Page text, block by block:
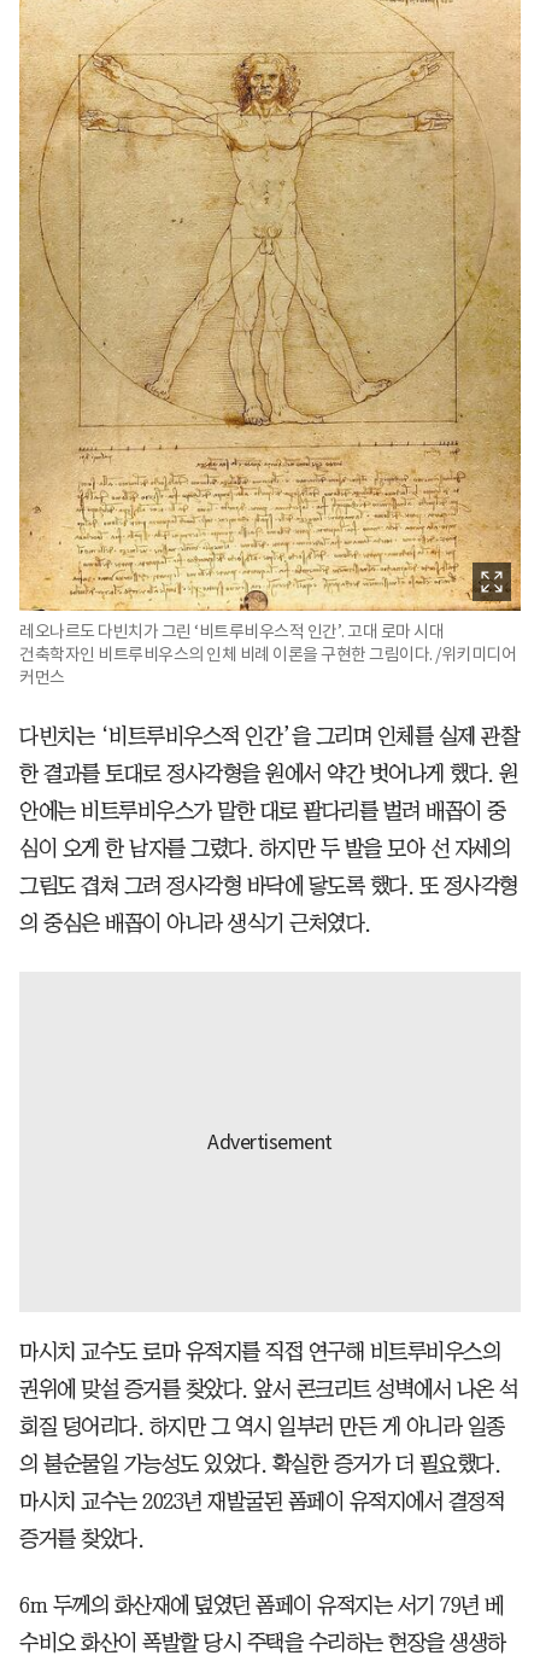
레오나르도 다빈치가 그린 ‘비트루비우스적 인간’. 고대 로마 시대
건축학자인 비트루비우스의 인체 비례 이론을 구현한 그림이다. /위키미디어
커먼스
다빈치는 ‘비트루비우스적 인간’을 그리며 인체를 실제 관찰
한 결과를 토대로 정사각형을 원에서 약간 벗어나게 했다. 원
안에는 비트루비우스가 말한 대로 팔다리를 벌려 배꼽이 중
심이 오게 한 남자를 그렸다. 하지만 두 발을 모아 선 자세의
그림도 겹쳐 그려 정사각형 바닥에 닿도록 했다. 또 정사각형
의 중심은 배꼽이 아니라 생식기 근처였다.
마시치 교수도 로마 유적지를 직접 연구해 비트루비우스의
권위에 맞설 증거를 찾았다. 앞서 콘크리트 성벽에서 나온 석
회질 덩어리다. 하지만 그 역시 일부러 만든 게 아니라 일종
의 불순물일 가능성도 있었다. 확실한 증거가 더 필요했다.
마시치 교수는 2023년 재발굴된 폼페이 유적지에서 결정적
증거를 찾았다.
6m 두께의 화산재에 덮였던 폼페이 유적지는 서기 79년 베
수비오 화산이 폭발할 당시 주택을 수리하는 현장을 생생하